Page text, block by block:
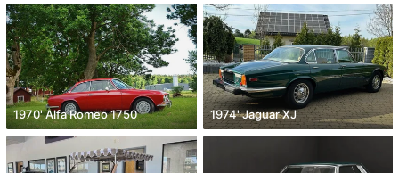
1970' Alfa Romeo 1750 1974' Jaguar XJ